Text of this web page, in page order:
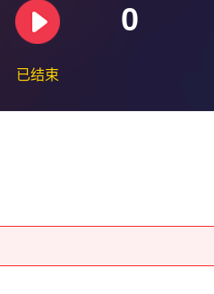
0
已结束